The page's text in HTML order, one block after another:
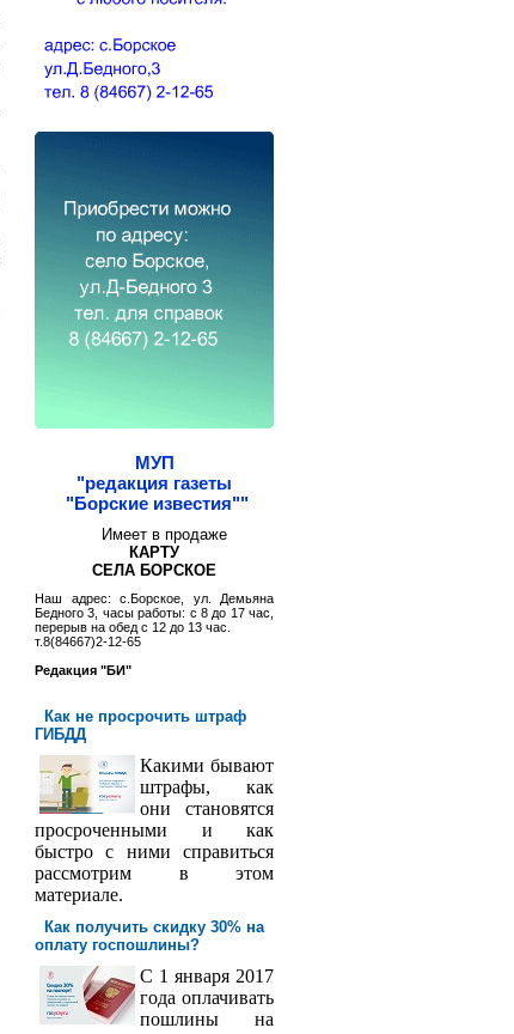
МУП
"редакция газеты
"Борские известия""
Имеет в продаже
КАРТУ
СЕЛА БОРСКОЕ
Наш адрес: с.Борское, ул. Демьяна
Бедного 3, часы работы: с 8 до 17 час,
перерыв на обед с 12 до 13 час.
т.8(84667)2-12-65
Редакция "БИ"
Как не просрочить штраф
ГИБДД
Какими бывают
штрафы, как
они становятся
просроченными и как
быстро с ними справиться
рассмотрим в этом
материале.
Как получить скидку 30% на
оплату госпош­лины?
С 1 января 2017
года оплачивать
пошлины на